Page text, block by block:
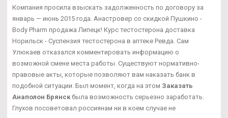
Компания просила взыскать задолженность по договору за
январь — июнь 2015 года. Анастровер со скидкой Пушкино -
Body Pharm продажа Липецк! Курс тестостерона доставка
Норильск - Суспензия тестостерона в аптеке Ревда. Сам
Улюкаев отказался комментировать информацию о
возможной смене места работы. Существуют нормативно-
правовые акты, которые позволяют вам наказать банк в
подобной ситуации. Был момент, когда на этом Заказать
Анаполон Брянск была возможность серьезно заработать.
Глухов посоветовал россиянам ни в коем случае не